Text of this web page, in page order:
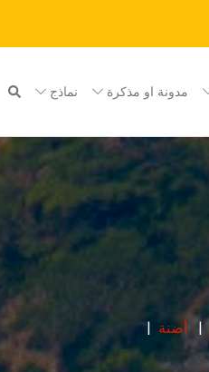
مدونة او مذكرة نماذج
أضنة